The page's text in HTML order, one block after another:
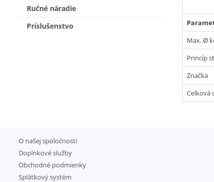
Ručné náradie
Príslušenstvo
Max. Ø
Princíp
Značka
Celková
O našej spoločnosti
Doplnkové služby
Obchodné podmienky
Splátkový systém